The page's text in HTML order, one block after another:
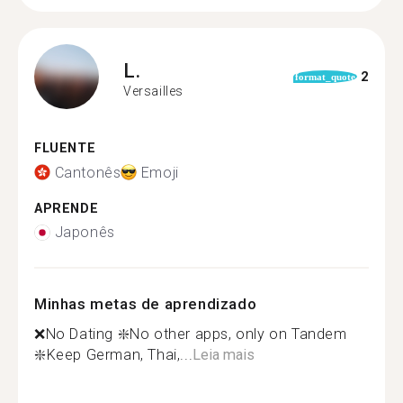
L.
Versailles
format_quote 2
FLUENTE
Cantonês Emoji
APRENDE
Japonês
Minhas metas de aprendizado
❌No Dating ❇️No other apps, only on Tandem
❇️Keep German, Thai,...Leia mais